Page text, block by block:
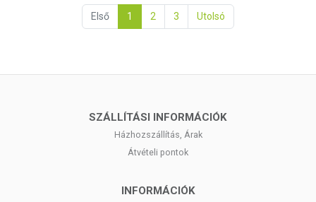
Első 1 2 3 Utolsó
SZÁLLÍTÁSI INFORMÁCIÓK
Házhozszállítás, Árak
Átvételi pontok
INFORMÁCIÓK